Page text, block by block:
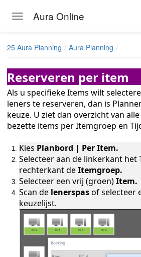
Toggle navigation
Aura Online
25 Aura Planning Aura Planning
Reserveren per item
Als u specifieke Items wilt
leners te reserveren, dan is
keuze. U ziet dan overzicht van
bezette items per Itemgroep en
Kies Planbord | Per Item.
Selecteer aan de linkerkant het
rechterkant deItemgroep.
Selecteer een vrij (groen)Item.
Scan de lenerspasof selecteer
keuzelijst.